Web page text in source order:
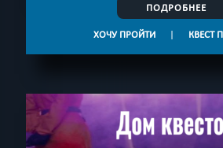
ПОДРОБНЕЕ
ХОЧУ ПРОЙТИ | КВЕСТ